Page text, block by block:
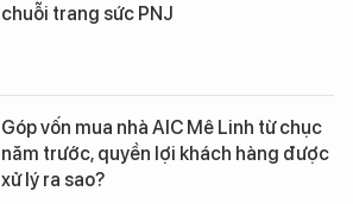
chuỗi trang sức PNJ
Góp vốn mua nhà AIC Mê Linh từ chục
năm trước, quyền lợi khách hàng được
xử lý ra sao?